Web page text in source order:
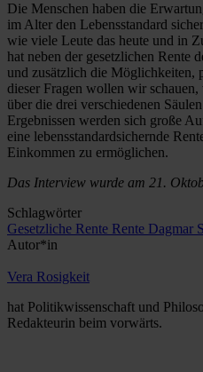
Die Menschen haben die
im Alter den Lebensstandard
wie viele Leute das heute und in
hat neben der gesetzlichen Rente
und zusätzlich die Möglichkeiten,
dieser Fragen wollen wir
über die drei verschiedenen
Ergebnissen werden sich große
eine lebensstandardsichernde
Einkommen zu ermöglichen.
Das Interview wurde am 21.
Schlagwörter
Gesetzliche Rente Rente Dagmar
Autor*in
Vera Rosigkeit
hat Politikwissenschaft und
Redakteurin beim vorwärts.